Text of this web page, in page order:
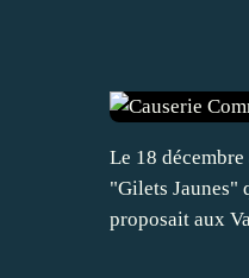
Le 18
"Gilets Jaunes"
proposait aux